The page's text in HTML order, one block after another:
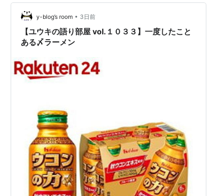
y-blog’s room • 3日前
【ユウキの語り部屋 vol.１０３３】一度したこと
ある〆ラーメン